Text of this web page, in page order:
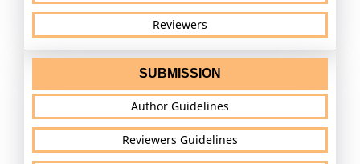
Reviewers
SUBMISSION
Author Guidelines
Reviewers Guidelines